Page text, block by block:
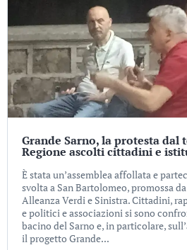
Grande Sarno, la protesta dal
Regione ascolti cittadini e
È stata un’assemblea affollata e
svolta a San Bartolomeo, promossa
Alleanza Verdi e Sinistra. Cittadini,
e politici e associazioni si sono
bacino del Sarno e, in particolare,
il progetto Grande...